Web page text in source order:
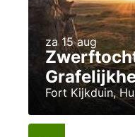
za 15 aug
Fort Kijkduin,